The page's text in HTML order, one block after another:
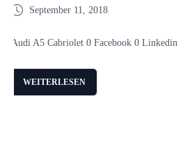
September 11, 2018
Audi A5 Cabriolet 0 Facebook 0 Linkedin
WEITERLESEN